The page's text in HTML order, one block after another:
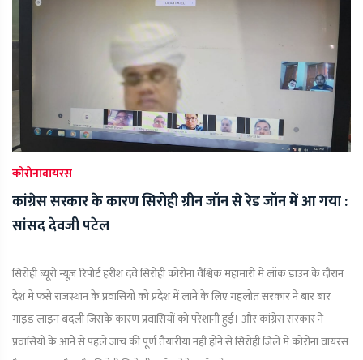
कोरोनावायरस
कांग्रेस सरकार के कारण सिरोही ग्रीन जॉन से रेड जॉन में आ गया :
सांसद देवजी पटेल
सिरोही ब्यूरो न्यूज़ रिपोर्ट हरीश दवे सिरोही कोरोना वैश्विक महामारी में लॉक डाउन के दौरान
देश मे फसे राजस्थान के प्रवासियों को प्रदेश में लाने के लिए गहलोत सरकार ने बार बार
गाइड लाइन बदली जिसके कारण प्रवासियों को परेशानी हुई। और कांग्रेस सरकार ने
प्रवासियों के आनेे से पहले जांच की पूर्ण तैयारीया नही होने से सिरोही जिले में कोरोना वायरस